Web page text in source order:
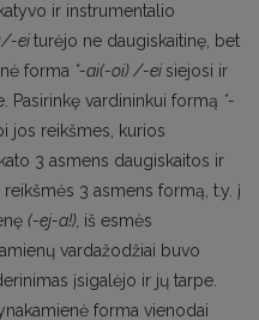
ir instrumentalio
eiturėjo ne daugiskaitinę, bet
forma *-ai(-oi) /-eisiejosi ir
Pasirinkę vardininkui formą *-
jos reikšmes, kurios
3 asmens daugiskaitos ir
3 asmens formą, t.y. į
(-ej-a!), iš esmės
vardažodžiai buvo
įsigalėjo ir jų tarpe.
forma vienodai